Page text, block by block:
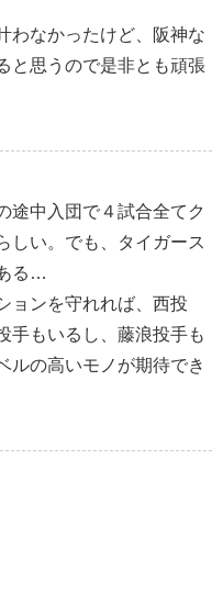
わなかったけど、阪神な
と思うので是非とも頑張
途中入団で４試合全てク
しい。でも、タイガース
る…
ョンを守れれば、西投
手もいるし、藤浪投手も
ルの高いモノが期待でき